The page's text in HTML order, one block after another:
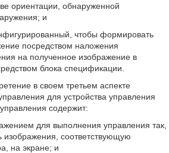
ориентации, обнаруженной
и
чтобы формировать
посредством наложения
на полученное изображение в
блока спецификации.
в своем третьем аспекте
для устройства управления
содержит:
для выполнения управления так,
изображения, соответствующую
на экране; и